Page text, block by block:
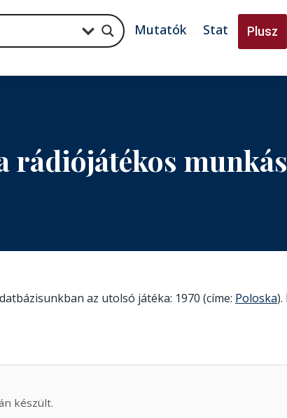
Mutatók Stat Plusz
rádiójátékos
az utolsó játéka: 1970 (címe: Poloska).
készült.